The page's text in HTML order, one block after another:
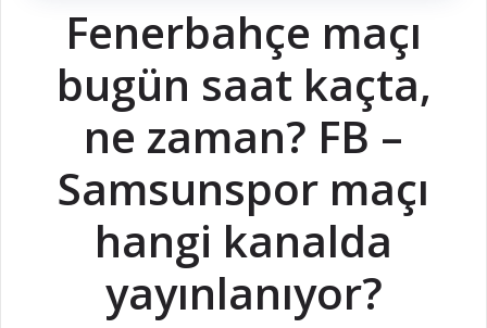
Fenerbahçe maçı
bugün saat kaçta,
ne zaman? FB –
Samsunspor maçı
hangi kanalda
yayınlanıyor?